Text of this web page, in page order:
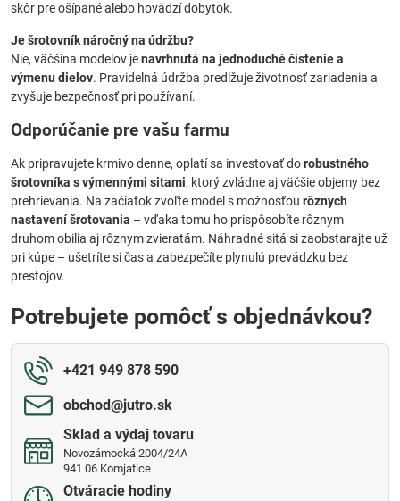
skôr pre ošípané alebo hovädzí dobytok.
Je šrotovník náročný na údržbu?
Nie, väčšina modelov jenavrhnutá na jednoduché čistenie a
výmenu dielov. Pravidelná údržba predlžuje životnosť zariadenia a
zvyšuje bezpečnosť pri používaní.
Odporúčanie pre vašu farmu
Ak pripravujete krmivo denne, oplatí sa investovať dorobustného
šrotovníka s výmennými sitami, ktorý zvládne aj väčšie objemy bez
prehrievania. Na začiatok zvoľte model s možnosťou rôznych
nastavení šrotovania – vďaka tomu ho prispôsobíte rôznym
druhom obilia aj rôznym zvieratám. Náhradné sitá si zaobstarajte už
pri kúpe – ušetríte si čas a zabezpečíte plynulú prevádzku bez
prestojov.
Potrebujete pomôcť s objednávkou?
+421 949 878 590
obchod​@jutro​.sk
Sklad a výdaj tovaru
Novozámocká 2004/24A
941 06 Komjatice
Otváracie hodiny